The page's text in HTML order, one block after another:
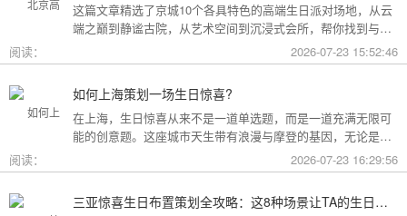
这篇文章精选了京城10个各具特色的高端生日派对场地，从云
端之巅到静谧古院，从艺术空间到沉浸式会所，帮你找到与心
阅读： 2026-07-23 15:52:46
如何上海策划一场生日惊喜?
在上海，生日惊喜从来不是一道单选题，而是一道充满无限可
能的创意题。这座城市天生带有浪漫与摩登的基因，无论是外
滩的璀璨夜景，还是梧桐树下的老洋房，都为策划惊喜提供了
无尽的灵感
阅读： 2026-07-23 16:29:56
三亚惊喜生日布置策划全攻略：这8种场景让TA的生日成为永远难忘的回忆